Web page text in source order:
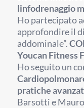
linfodrenaggio
Ho partecipato
approfondire il
addominale”.
Youcan Fitness
Ho seguito un
pratiche
Barsotti e